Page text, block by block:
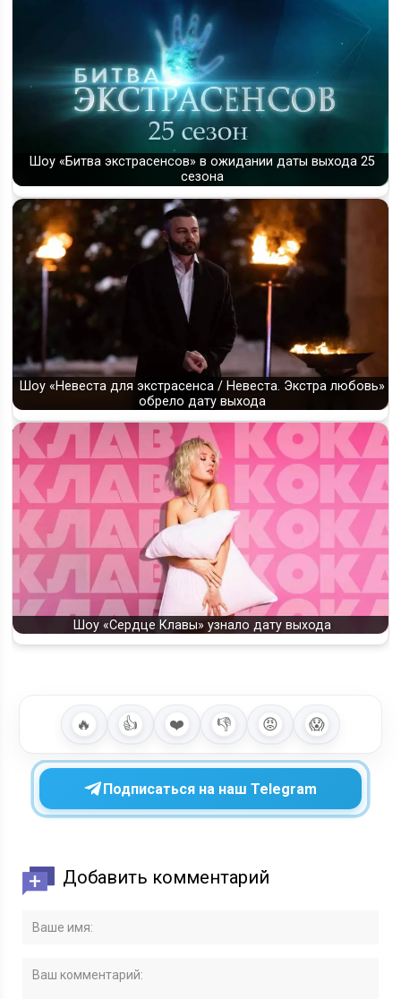
Шоу «Битва экстрасенсов» в ожидании даты выхода 25
сезона
Шоу «Невеста для экстрасенса / Невеста. Экстра любовь»
обрело дату выхода
Шоу «Сердце Клавы» узнало дату выхода
🔥 👍 ❤️ 👎 😡 😱
Подписаться на наш Telegram
Добавить комментарий